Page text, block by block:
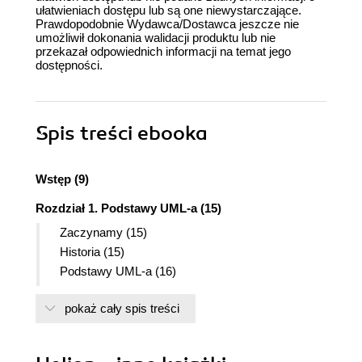
ułatwieniach dostępu lub są one niewystarczające.
Prawdopodobnie Wydawca/Dostawca jeszcze nie
umożliwił dokonania walidacji produktu lub nie
przekazał odpowiednich informacji na temat jego
dostępności.
Spis treści ebooka
Wstęp (9)
Rozdział 1. Podstawy UML-a (15)
Zaczynamy (15)
Historia (15)
Podstawy UML-a (16)
Używanie UML-a (18)
pokaż cały spis treści